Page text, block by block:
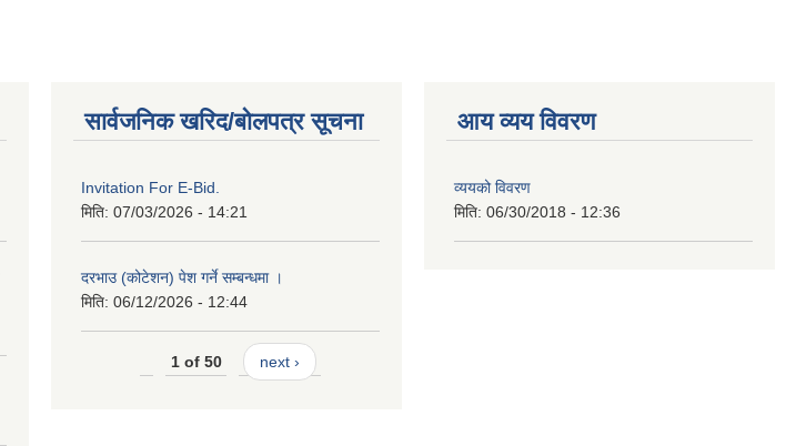
सार्वजनिक खरिद/बोलपत्र सूचना
Invitation For E-Bid.
मिति: 07/03/2026 - 14:21
दरभाउ (कोटेशन) पेश गर्ने सम्बन्धमा ।
मिति: 06/12/2026 - 12:44
1 of 50 next ›
आय व्यय विवरण
व्ययको विवरण
मिति: 06/30/2018 - 12:36